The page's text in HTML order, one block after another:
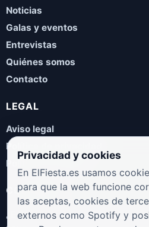
Noticias
Galas y eventos
Entrevistas
Quiénes somos
Contacto
LEGAL
Aviso legal
Política de privacidad
Política de cookies
COLABORA
¿Eres artista, manager, sello o
Privacidad y cookies
En ElFiesta.es usamos
para que la web funcione
las aceptas, cookies de
externos como Spotify y